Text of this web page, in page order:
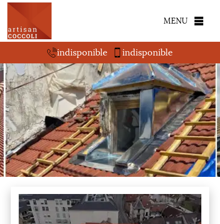
MENU
indisponible indisponible